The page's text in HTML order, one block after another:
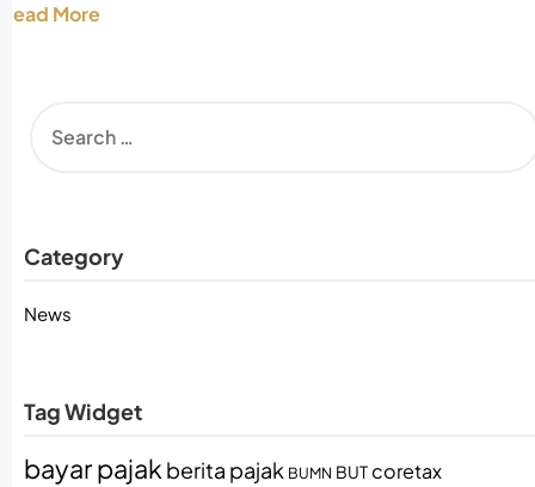
Read More
Category
News
Tag Widget
bayar pajak berita pajak BUMN BUT coretax